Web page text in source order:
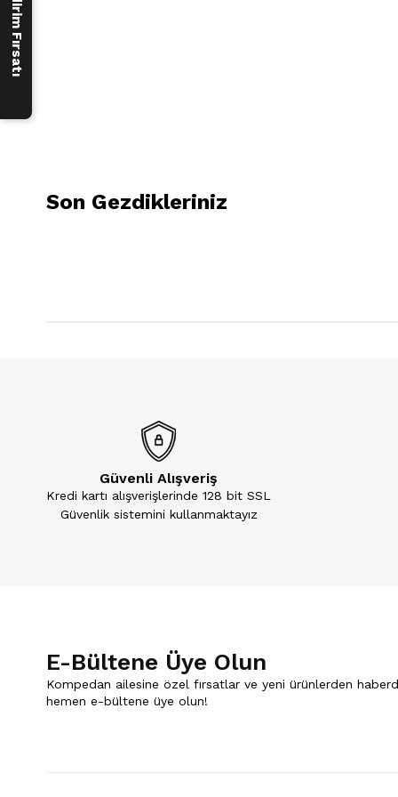
Son Gezdikleriniz
Güvenli Alışveriş
Kredi kartı alışverişlerinde 128 bit SSL
Güvenlik sistemini kullanmaktayız
E-Bültene Üye Olun
Kompedan ailesine özel fırsatlar ve yeni ürünlerden
hemen e-bültene üye olun!